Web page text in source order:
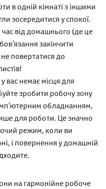
в одній кімнаті з іншими
зосередитися у спокої.
від домашнього (де це
закінчити
повертатися до
вас немає місця для
зробити робочу зону
обладнанням,
для роботи. Це значно
режим, коли ви
і повернення у домашній
на гармонійне робоче